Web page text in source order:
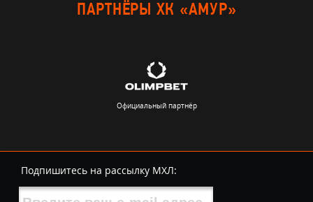
ПАРТНЁРЫ ХК «АМУР»
Официальный партнёр
Подпишитесь на рассылку МХЛ: